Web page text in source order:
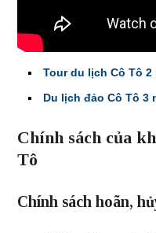
Tour du lịch Cô Tô 2
Du lịch đảo Cô Tô 3
Chính sách của
Tô
Chính sách hoãn,